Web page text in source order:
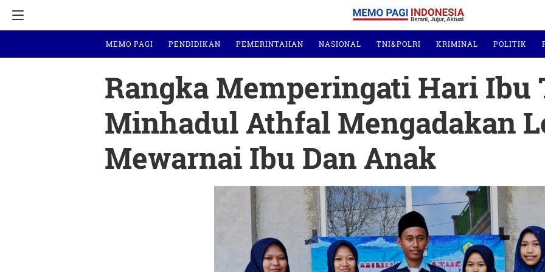
MEMO PAGI PENDIDIKAN PEMERINTAHAN NASIONAL TNI&POLRI KRIMINAL POLITIK
Rangka Memperingati Hari Ibu
Minhadul Athfal Mengadakan
Mewarnai Ibu Dan Anak